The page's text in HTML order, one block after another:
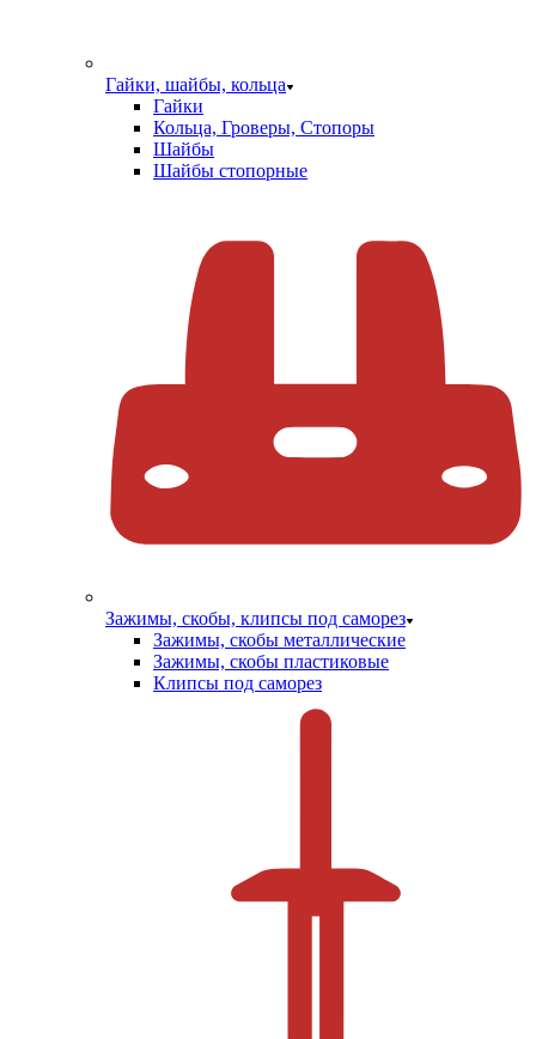
Гайки, шайбы, кольца
Гайки
Кольца, Гроверы, Стопоры
Шайбы
Шайбы стопорные
Зажимы, скобы, клипсы под саморез
Зажимы, скобы металлические
Зажимы, скобы пластиковые
Клипсы под саморез